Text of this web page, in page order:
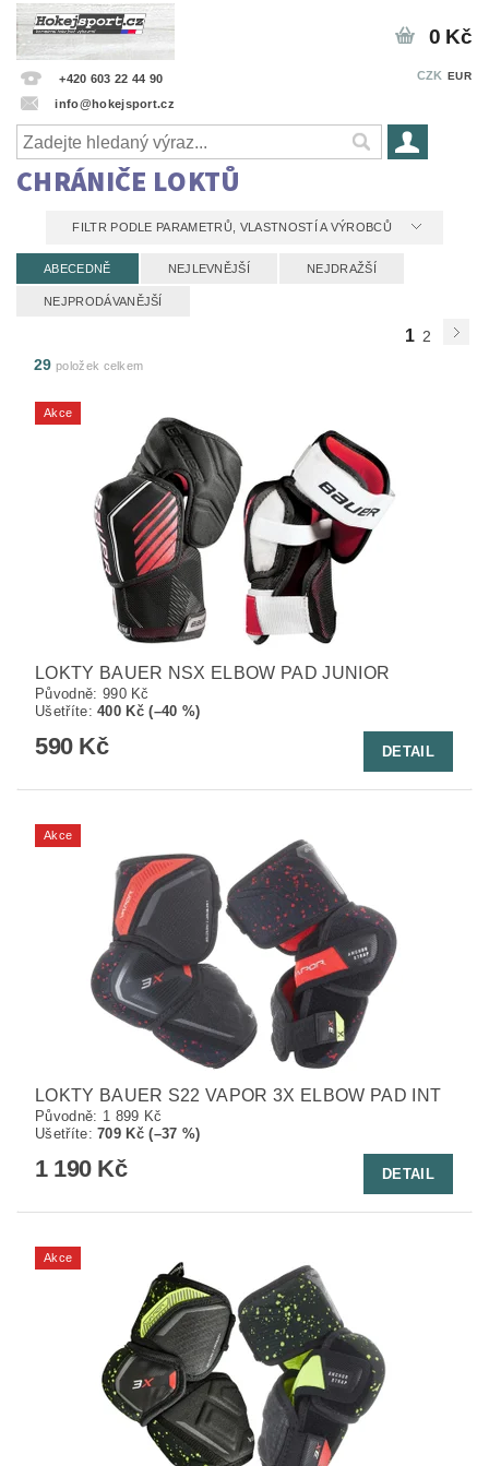
+420 603 22 44 90
info@hokejsport.cz
CZK EUR
0 Kč
CHRÁNIČE LOKTŮ
FILTR PODLE PARAMETRŮ, VLASTNOSTÍ A VÝROBCŮ
ABECEDNĚ NEJLEVNĚJŠÍ NEJDRAŽŠÍ
NEJPRODÁVANĚJŠÍ
1 2
29 položek celkem
Akce
LOKTY BAUER NSX ELBOW PAD JUNIOR
Původně: 990 Kč
Ušetříte:400 Kč (–40 %)
590 Kč DETAIL
Akce
LOKTY BAUER S22 VAPOR 3X ELBOW PAD INT
Původně: 1 899 Kč
Ušetříte:709 Kč (–37 %)
1 190 Kč DETAIL
Akce